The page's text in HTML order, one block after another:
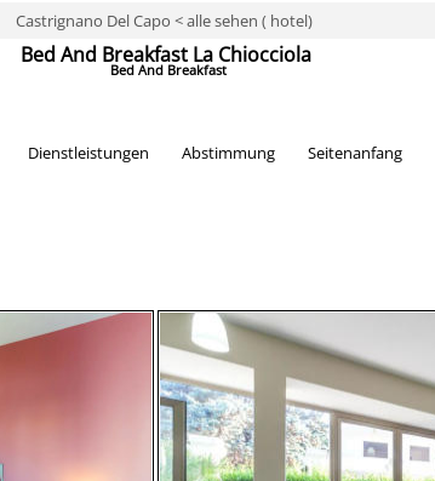
Castrignano Del Capo < alle sehen ( hotel)
Bed And Breakfast La Chiocciola
Bed And Breakfast
Dienstleistungen Abstimmung Seitenanfang